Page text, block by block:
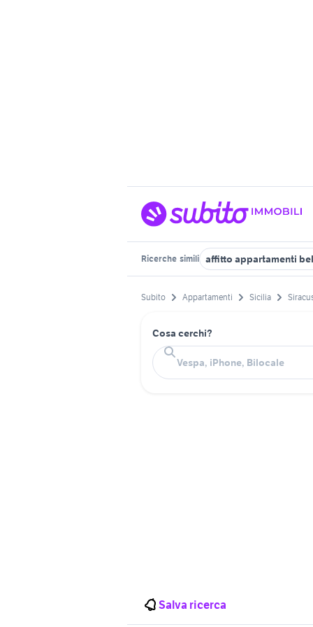
Ricerche simili affitto appartamenti
Subito Appartamenti Sicilia
Cosa cerchi?
Salva ricerca